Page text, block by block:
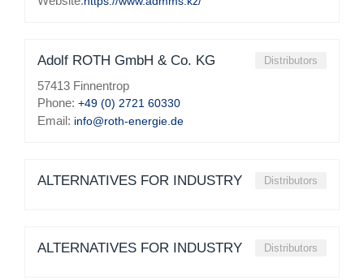
Adolf ROTH GmbH & Co. KG Distributors
57413 Finnentrop
Phone: +49 (0) 2721 60330
Email: info@roth-energie.de
ALTERNATIVES FOR INDUSTRY Distributors
ALTERNATIVES FOR INDUSTRY Distributors